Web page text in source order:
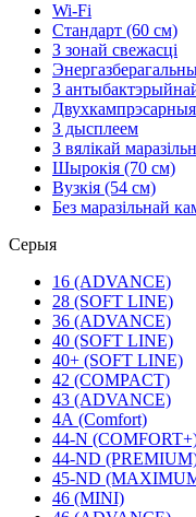
Wi-Fi
Стандарт (60 см)
З зонай свежасці
З
Двухкампрэсарныя
З дысплеем
З вялікай
Шырокія (70 см)
Вузкія (54 см)
Без маразільнай
Серыя
16 (ADVANCE)
28 (SOFT LINE)
36 (ADVANCE)
40 (SOFT LINE)
40+ (SOFT LINE)
42 (COMPACT)
43 (ADVANCE)
4А (Comfort)
44-N
44-ND
45-ND
46 (MINI)